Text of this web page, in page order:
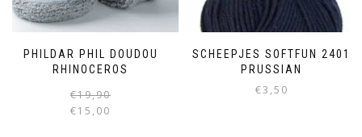
PHILDAR PHIL DOUDOU
RHINOCEROS
€19,90
€15,00
SCHEEPJES SOFTFUN 2401
PRUSSIAN
€3,50